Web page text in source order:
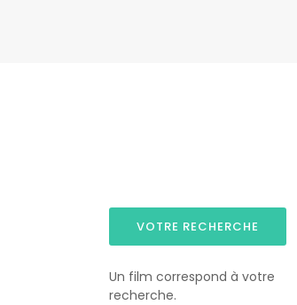
VOTRE RECHERCHE
Un film correspond à votre
recherche.